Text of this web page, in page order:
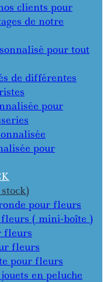
clients pour
de notre
pour tout
de différentes
pour
pour
pour fleurs
( mini-boîte )
fleurs
fleurs
pour fleurs
en peluche